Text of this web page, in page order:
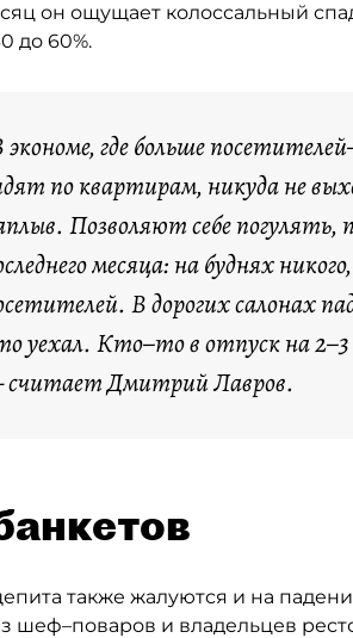
он ощущает колоссальный
до 60%.
экономе, где больше
по квартирам, никуда не
Позволяют себе
месяца: на буднях
В дорогих салонах
уехал. Кто–то в отпуск на
Дмитрий Лавров.
также жалуются и на
шеф–поваров и владельцев